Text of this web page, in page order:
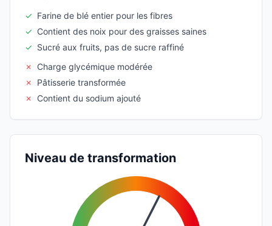
✓ Farine de blé entier pour les fibres
✓ Contient des noix pour des graisses saines
✓ Sucré aux fruits, pas de sucre raffiné
✗
Charge glycémique modérée
✗
Pâtisserie transformée
✗
Contient du sodium ajouté
Niveau de transformation